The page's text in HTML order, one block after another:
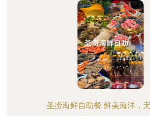
圣捞海鲜自助餐 鲜美海洋，